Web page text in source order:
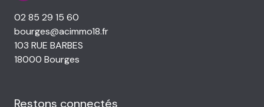
02 85 29 15 60
bourges@acimmo18.fr
103 RUE BARBES
18000 Bourges
Restons connectés